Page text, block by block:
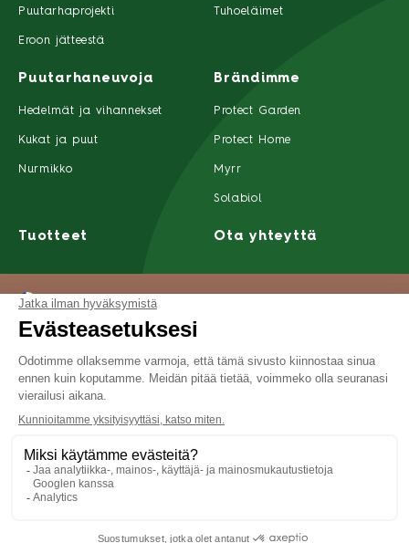
Puutarhaprojekti
Eroon jätteestä
Tuhoeläimet
Puutarhaneuvoja
Hedelmät ja vihannekset
Kukat ja puut
Nurmikko
Brändimme
Protect Garden
Protect Home
Myrr
Solabiol
Tuotteet Ota yhteyttä
©2022 SBM Life Science Kaikki oikeudet pidätetään
Suomi